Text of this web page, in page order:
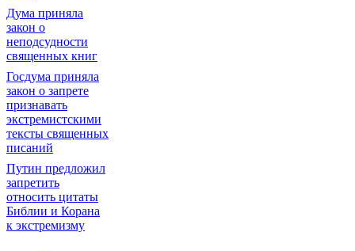
Дума приняла
закон о
неподсудности
священных книг
Госдума приняла
закон о запрете
признавать
экстремистскими
тексты священных
писаний
Путин предложил
запретить
относить цитаты
Библии и Корана
к экстремизму